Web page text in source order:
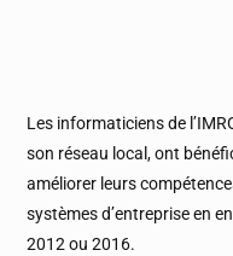
Les informaticiens de
son réseau local, ont
améliorer leurs
systèmes d’entreprise en
2012 ou 2016.